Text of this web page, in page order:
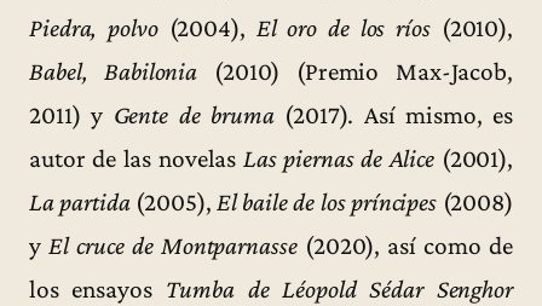
Piedra, polvo(2004), El oro de los ríos(2010),
Babel, Babilonia (2010) (Premio Max-Jacob,
2011) y Gente de bruma(2017). Así mismo, es
autor de las novelas Las piernas de Alice (2001),
La partida(2005), El baile de los príncipes (2008)
y El cruce de Montparnasse(2020), así como de
los ensayos Tumba de Léopold Sédar Senghor